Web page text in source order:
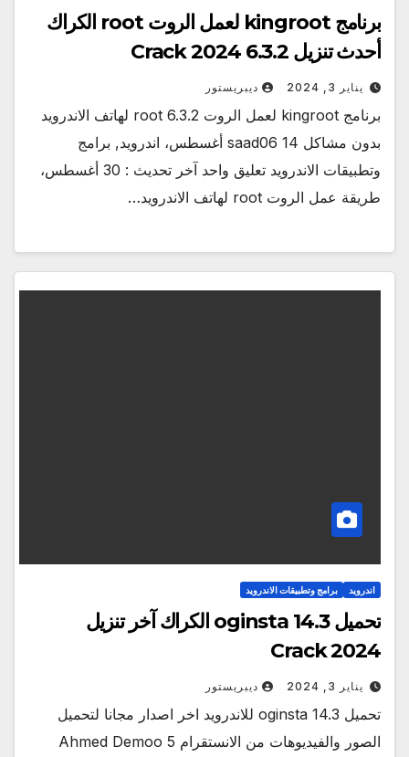
برنامج kingroot لعمل الروت root الكراك
أحدث تنزيل 6.3.2 Crack 2024
يناير 3, 2024 ديبريستور
برنامج kingroot لعمل الروت root 6.3.2 لهاتف الاندرويد
بدون مشاكل saad06 14 أغسطس، اندرويد, برامج
وتطبيقات الاندرويد تعليق واحد آخر تحديث : 30 أغسطس،
طريقة عمل الروت root لهاتف الاندرويد…
اندرويد برامج وتطبيقات الاندرويد
تحميل oginsta 14.3 الكراك آخر تنزيل
Crack 2024
يناير 3, 2024 ديبريستور
تحميل oginsta 14.3 للاندرويد اخر اصدار مجانا لتحميل
الصور والفيديوهات من الانستقرام Ahmed Demoo 5